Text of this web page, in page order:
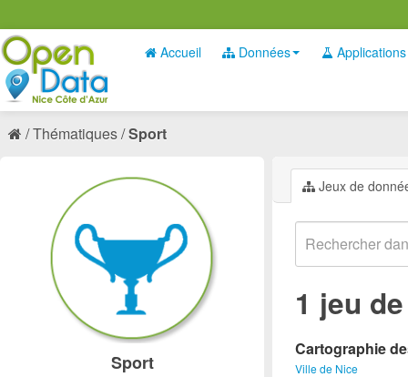
Accueil Données Applications
Thématiques Sport
Jeux de
1 jeu
Cartographie
Ville de Nice
Sport